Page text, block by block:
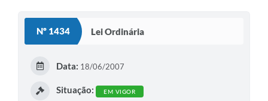
Nº 1434 Lei Ordinária
Data: 18/06/2007
Situação: EM VIGOR